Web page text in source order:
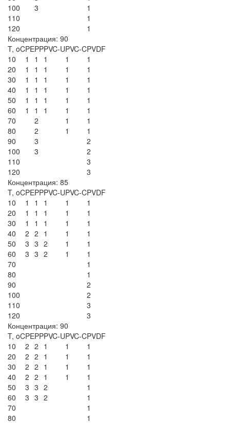
100
3
1
110
1
120
1
Концентрация: 90
T, oCPEPPPVC-UPVC-CPVDF
10
1 1 1 1
1
20
1 1 1 1
1
30
1 1 1 1
1
40
1 1 1 1
1
50
1 1 1 1
1
60
1 1 1 1
1
70
2 1
1
80
2 1
1
90
3
2
100
3
2
110
3
120
3
Концентрация: 85
T, oCPEPPPVC-UPVC-CPVDF
10
1 1 1 1
1
20
1 1 1 1
1
30
1 1 1 1
1
40
2 2 1 1
1
50
3 3 2 1
1
60
3 3 2 1
1
70
1
80
1
90
2
100
2
110
3
120
3
Концентрация: 90
T, oCPEPPPVC-UPVC-CPVDF
10
2 2 1 1
1
20
2 2 1 1
1
30
2 2 1 1
1
40
2 2 1 1
1
50
3 3 2
1
60
3 3 2
1
70
1
80
1